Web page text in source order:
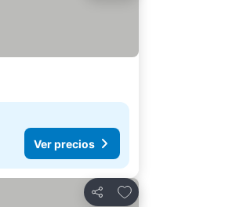
Ver precios
Compartir
Agregar a favoritos